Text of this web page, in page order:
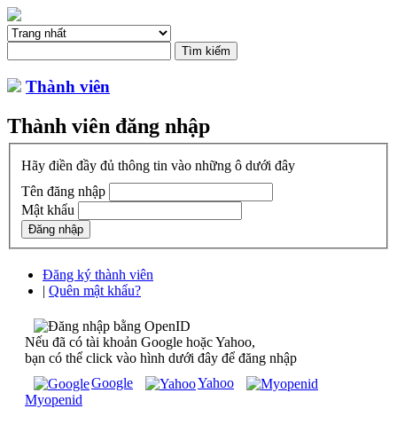
Thành viên
Thành viên đăng nhập
Hãy điền đầy đủ thông tin vào những ô dưới đây
Tên đăng nhập
Mật khẩu
Đăng ký thành viên
| Quên mật khẩu?
Nếu đã có tài khoản Google hoặc Yahoo,
bạn có thể click vào hình dưới đây để đăng nhập
Google
Yahoo
Myopenid